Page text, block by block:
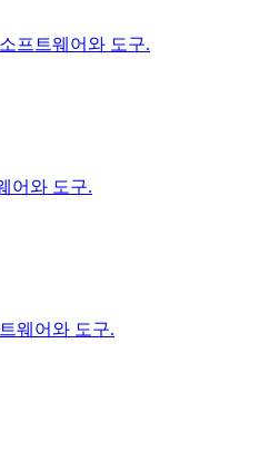
프트웨어와 도구.
어와 도구.
웨어와 도구.